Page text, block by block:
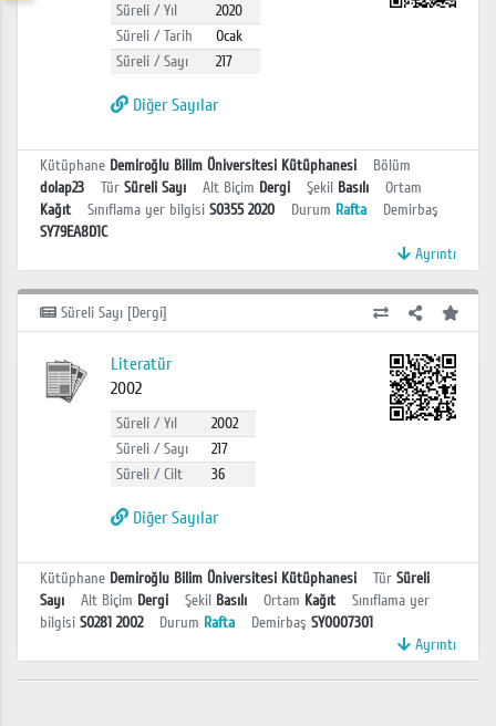
Süreli / Yıl
2020
Süreli / Tarih
Ocak
Süreli / Sayı
217
Diğer Sayılar
Kütüphane Demiroğlu Bilim Üniversitesi Kütüphanesi
Bölüm
dolap23
Tür Süreli Sayı Alt Biçim Dergi Şekil Basılı
Ortam
Kağıt
Sınıflama yer bilgisi S0355 2020 Durum Rafta
Demirbaş
SY79EA8D1C
Ayrıntı
Süreli Sayı [Dergi]
Literatür
2002
Süreli / Yıl
2002
Süreli / Sayı
217
Süreli / Cilt
36
Diğer Sayılar
Kütüphane Demiroğlu Bilim Üniversitesi Kütüphanesi Tür Süreli
Sayı
Alt Biçim Dergi Şekil Basılı Ortam Kağıt
Sınıflama yer
bilgisi S0281 2002 Durum Rafta Demirbaş SY0007301
Ayrıntı